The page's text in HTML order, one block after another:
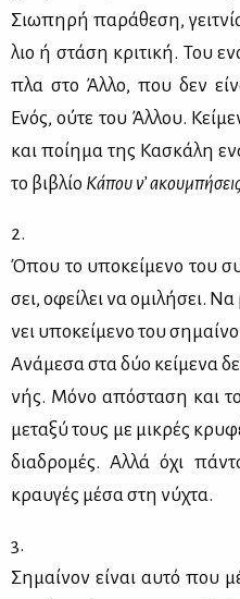
Σιω­πη­ρή πα­ρά­θε­ση,
λιο ή στά­ση κρι­τι­κή. Του
πλα στο Άλ­λο, που δεν
Ενός, ού­τε του Άλ­λου.
και ποί­η­μα της Κα­σκά­λη
το βι­βλίο Κά­που ν’
2.
Όπου το υπο­κεί­με­νο του
σει, οφεί­λει να ομι­λή­σει.
νει υπο­κεί­με­νο του
Ανά­με­σα στα δύο κεί­με­να
νής. Μό­νο από­στα­ση και
με­τα­ξύ τους με μι­κρές
δια­δρο­μές. Αλ­λά όχι
κραυ­γές μέ­σα στη νύ­χτα.
3.
Ση­μαί­νον εί­ναι αυ­τό που